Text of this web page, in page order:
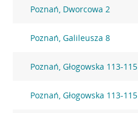
Poznań, Dworcowa 2
Poznań, Galileusza 8
Poznań, Głogowska 113-115
Poznań, Głogowska 113-115